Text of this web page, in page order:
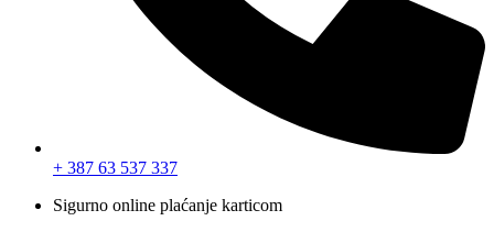
+ 387 63 537 337
Sigurno online plaćanje karticom